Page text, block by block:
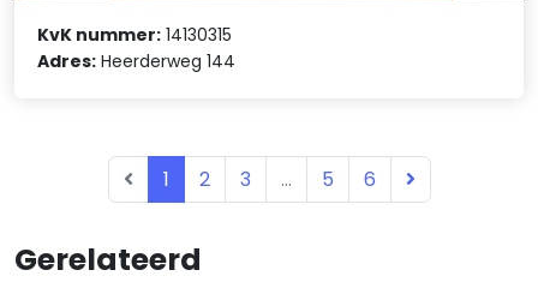
Gerelateerd
KvK nummer: 14130315
Adres: Heerderweg 144
1 2 3 ... 5 6